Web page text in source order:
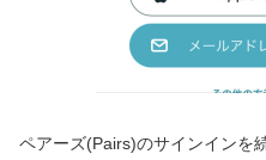
ペアーズ(Pairs)のサインインを